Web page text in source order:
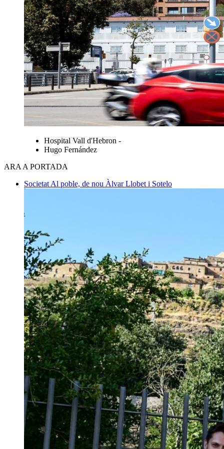
Hospital Vall d'Hebron -
Hugo Fernández
ARA A PORTADA
Societat Al poble, de nou Àlvar Llobet i Sotelo